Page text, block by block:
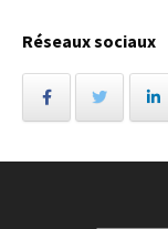
Réseaux sociaux